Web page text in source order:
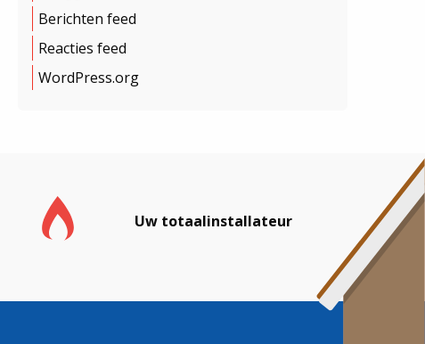
Berichten feed
Reacties feed
WordPress.org
Uw totaalinstallateur